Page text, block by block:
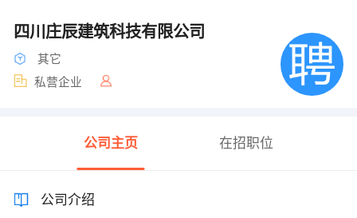
四川庄辰建筑科技有限公司
其它
私营企业
公司主页 在招职位
公司介绍